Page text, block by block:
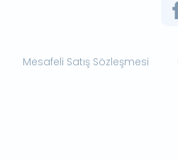
Mesafeli Satış Sözleşmesi